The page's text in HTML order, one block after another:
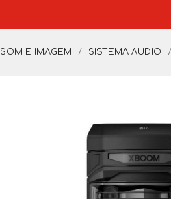
SOM E IMAGEM SISTEMA AUDIO